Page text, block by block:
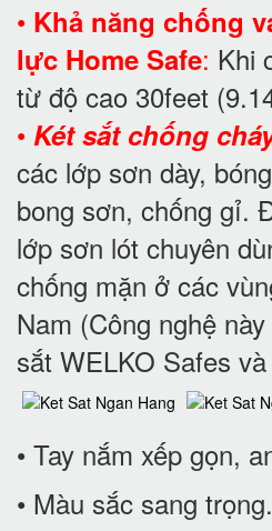
• Khả năng chống
lực Home Safe: Khi
từ độ cao 30feet
• Két sắt chống
các lớp sơn dày,
bong sơn, chống gỉ.
lớp sơn lót chuyên
chống mặn ở các
Nam (Công nghệ
sắt WELKO Safes
• Tay nắm xếp gọn,
• Màu sắc sang trọng.